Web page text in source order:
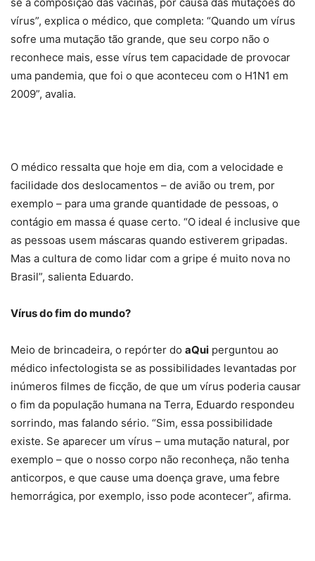
vírus”, explica o médico, que completa: “Quando um vírus
sofre uma mutação tão grande, que seu corpo não o
reconhece mais, esse vírus tem capacidade de provocar
uma pandemia, que foi o que aconteceu com o H1N1 em
2009”, avalia.
O médico ressalta que hoje em dia, com a velocidade e
facilidade dos deslocamentos – de avião ou trem, por
exemplo – para uma grande quantidade de pessoas, o
contágio em massa é quase certo. “O ideal é inclusive que
as pessoas usem máscaras quando estiverem gripadas.
Mas a cultura de como lidar com a gripe é muito nova no
Brasil”, salienta Eduardo.
Vírus do fim do mundo?
Meio de brincadeira, o repórter do aQui perguntou ao
médico infectologista se as possibilidades levantadas por
inúmeros filmes de ficção, de que um vírus poderia causar
o fim da população humana na Terra, Eduardo respondeu
sorrindo, mas falando sério. “Sim, essa possibilidade
existe. Se aparecer um vírus – uma mutação natural, por
exemplo – que o nosso corpo não reconheça, não tenha
anticorpos, e que cause uma doença grave, uma febre
hemorrágica, por exemplo, isso pode acontecer”, afirma.